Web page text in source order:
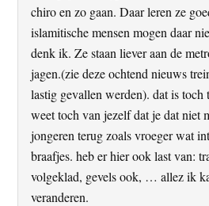
chiro en zo gaan. Daar leren ze
islamitische mensen mogen daar
denk ik. Ze staan liever aan de
jagen.(zie deze ochtend nieuws
lastig gevallen werden). dat is toch
weet toch van jezelf dat je dat niet
jongeren terug zoals vroeger wat
braafjes. heb er hier ook last van:
volgeklad, gevels ook, … allez ik
veranderen.